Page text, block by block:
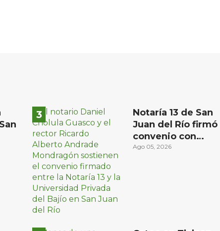
Notaría 13 de San
Juan del Río firmó
convenio con
Universidad del
Ago 05, 2026